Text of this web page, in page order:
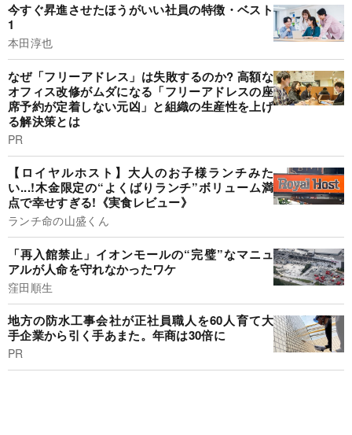
今すぐ昇進させたほうがいい社員の特徴・ベスト
1
本田淳也
なぜ「フリーアドレス」は失敗するのか? 高額な
オフィス改修がムダになる「フリーアドレスの座
席予約が定着しない元凶」と組織の生産性を上げ
る解決策とは
PR
【ロイヤルホスト】大人のお子様ランチみた
い...!木金限定の“よくばりランチ”ボリューム満
点で幸せすぎる!《実食レビュー》
ランチ命の山盛くん
「再入館禁止」イオンモールの“完璧”なマニュ
アルが人命を守れなかったワケ
窪田順生
地方の防水工事会社が正社員職人を60人育て大
手企業から引く手あまた。年商は30倍に
PR